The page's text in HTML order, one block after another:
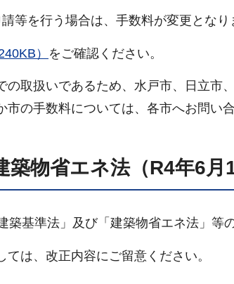
等を行う場合は、手数料が変更となり
） をご確認ください。
取扱いであるため、水戸市、日立市
の手数料については、各市へお問い合
築物省エネ法（R4年6
築基準法」及び「建築物省エネ法」等
は、改正内容にご留意ください。